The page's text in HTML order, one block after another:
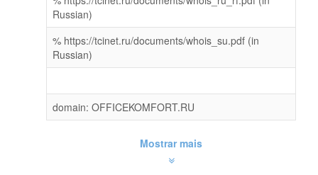
Russian)
% https://tcinet.ru/documents/whois_su.pdf (in
Russian)
domain: OFFICEKOMFORT.RU
Mostrar mais